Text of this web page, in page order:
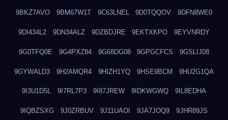
9BKZ7AVO 9BM67W1T 9C63LNEL 9D0TQQOV 9DFN8WE0
9DI434L2 9DN34ALZ 9DZBDJRE 9EKTXKPO 9EYVNRDY
9G0TFQ0E 9G4PXZ84 9G68DG08 9GPGCFCS 9GSLIJ08
9GYWALD3 9H2AMQR4 9HIZH1YQ 9HSE9BCM 9HU2G1QA
9I3U1D5L 9I7RL7P3 9I87JREW 9IDKWGWQ 9IL8EDHA
9IQBZSXG 9J0ZRBUV 9J11UAOI 9JA7JOQ9 9JHR89JS